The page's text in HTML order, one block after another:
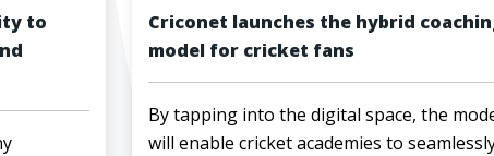
to
Criconet launches the hybrid
model for cricket fans
By tapping into the digital space, the
will enable cricket academies to